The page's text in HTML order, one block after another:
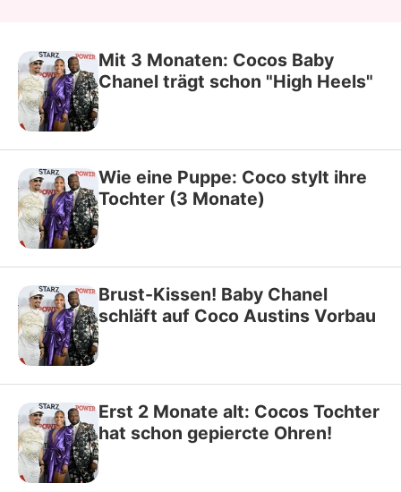
Mit 3 Monaten: Cocos Baby
Chanel trägt schon "High Heels"
Wie eine Puppe: Coco stylt ihre
Tochter (3 Monate)
Brust-Kissen! Baby Chanel
schläft auf Coco Austins Vorbau
Erst 2 Monate alt: Cocos Tochter
hat schon gepiercte Ohren!